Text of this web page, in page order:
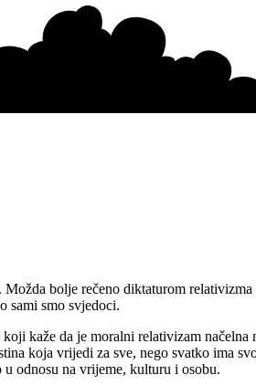
bolje rečeno diktaturom
sami smo svjedoci.
kaže da je moralni relativizam načelna
koja vrijedi za sve, nego svatko ima
odnosu na vrijeme, kulturu i osobu.